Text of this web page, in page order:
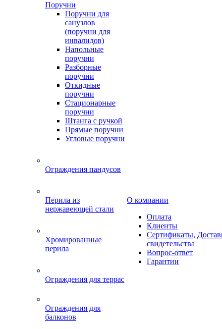
Поручни
Поручни для
санузлов
(поручни для
инвалидов)
Напольные
поручни
Разборные
поручни
Откидные
поручни
Стационарные
поручни
Штанга с ручкой
Прямые поручни
Угловые поручни
Ограждения пандусов
Перила из
нержавеющей стали
Хромированные
перила
Ограждения для террас
Ограждения для
балконов
О компании
Оплата
Клиенты
Сертификаты,
свидетельства
Вопрос-ответ
Гарантии